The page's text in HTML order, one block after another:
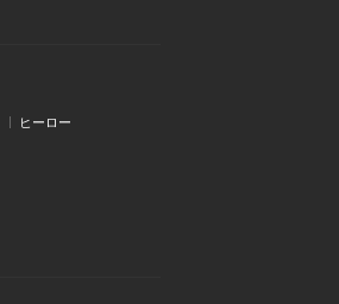
ヒーロー